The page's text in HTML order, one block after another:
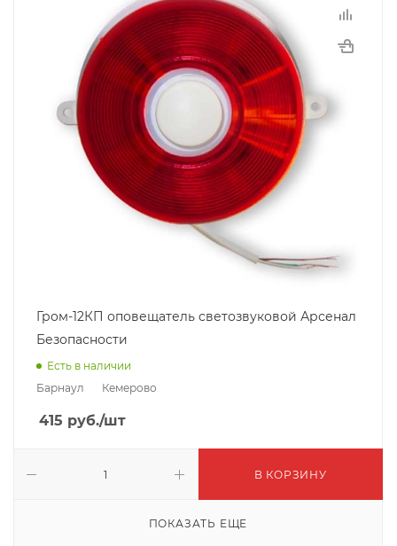
Гром-12КП оповещатель светозвуковой Арсенал
Безопасности
Есть в наличии
Барнаул
Кемерово
415 руб./шт
В КОРЗИНУ
ПОКАЗАТЬ ЕЩЕ